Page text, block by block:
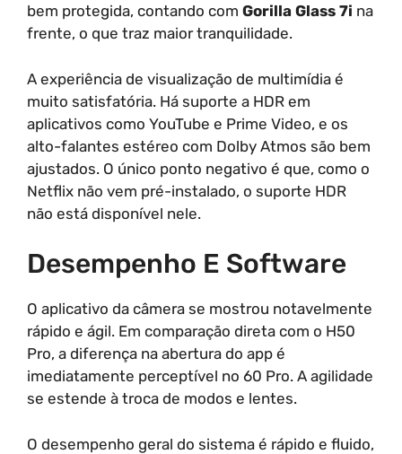
bem protegida, contando com Gorilla Glass 7i na
frente, o que traz maior tranquilidade.
A experiência de visualização de multimídia é
muito satisfatória. Há suporte a HDR em
aplicativos como YouTube e Prime Video, e os
alto-falantes estéreo com Dolby Atmos são bem
ajustados. O único ponto negativo é que, como o
Netflix não vem pré-instalado, o suporte HDR
não está disponível nele.
Desempenho E Software
O aplicativo da câmera se mostrou notavelmente
rápido e ágil. Em comparação direta com o H50
Pro, a diferença na abertura do app é
imediatamente perceptível no 60 Pro. A agilidade
se estende à troca de modos e lentes.
O desempenho geral do sistema é rápido e fluido,